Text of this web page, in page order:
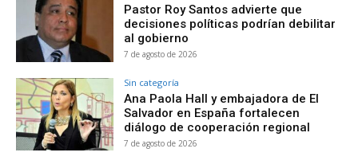
Pastor Roy Santos advierte que
decisiones políticas podrían debilitar
al gobierno
7 de agosto de 2026
Sin categoría
Ana Paola Hall y embajadora de El
Salvador en España fortalecen
diálogo de cooperación regional
7 de agosto de 2026